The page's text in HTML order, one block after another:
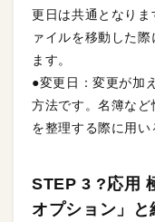
更日は共通となり
ァイルを移動した
ます。
●変更日：変更が加
方法です。名簿な
を整理する際に用い
STEP 3 ?応用
オプション」